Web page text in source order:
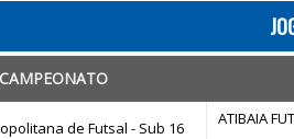
CAMPEONATO
de Futsal - Sub 16 ATIBAIA